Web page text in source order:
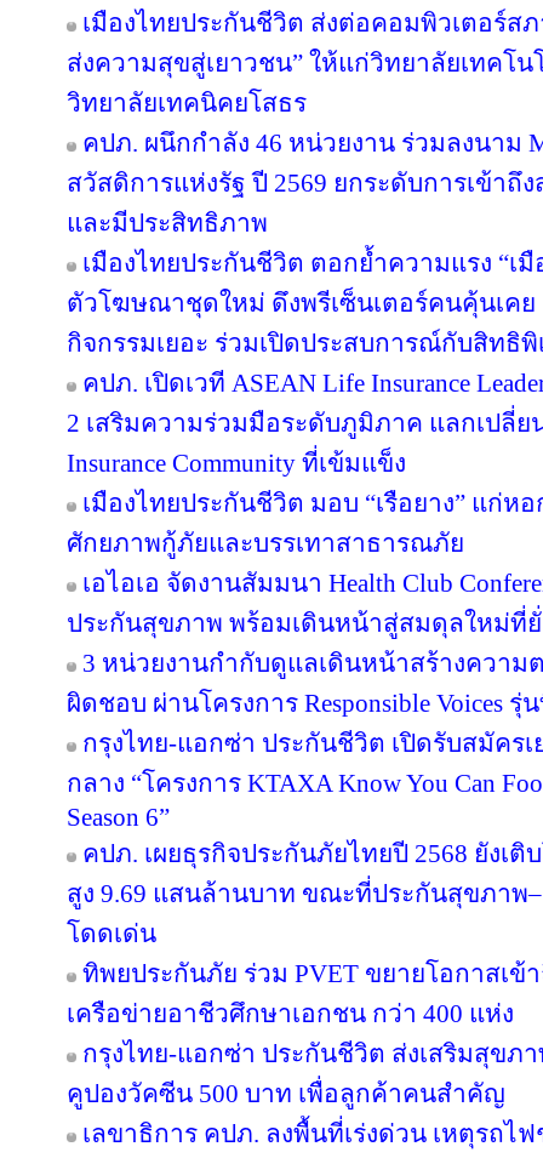
เมืองไทยประกันชีวิต ส่งต่อคอมพิวเตอร์ส
ส่งความสุขสู่เยาวชน” ให้แก่วิทยาลัยเทคโ
วิทยาลัยเทคนิคยโสธร
คปภ. ผนึกกำลัง 46 หน่วยงาน ร่วมลงนาม
สวัสดิการแห่งรัฐ ปี 2569 ยกระดับการเข้าถึ
และมีประสิทธิภาพ
เมืองไทยประกันชีวิต ตอกย้ำความแรง “เ
ตัวโฆษณาชุดใหม่ ดึงพรีเซ็นเตอร์คนคุ้นเค
กิจกรรมเยอะ ร่วมเปิดประสบการณ์กับสิทธิ
คปภ. เปิดเวที ASEAN Life Insurance
2 เสริมความร่วมมือระดับภูมิภาค แลกเปลี่
Insurance Community ที่เข้มแข็ง
เมืองไทยประกันชีวิต มอบ “เรือยาง” แก่ห
ศักยภาพกู้ภัยและบรรเทาสาธารณภัย
เอไอเอ จัดงานสัมมนา Health Club
ประกันสุขภาพ พร้อมเดินหน้าสู่สมดุลใหม่ที่
3 หน่วยงานกำกับดูแลเดินหน้าสร้างความ
ผิดชอบ ผ่านโครงการ Responsible Voices รุ่
กรุงไทย-แอกซ่า ประกันชีวิต เปิดรับสมัค
กลาง “โครงการ KTAXA Know You Can
Season 6”
คปภ. เผยธุรกิจประกันภัยไทยปี 2568 ยังเ
สูง 9.69 แสนล้านบาท ขณะที่ประกันสุขภาพ
โดดเด่น
ทิพยประกันภัย ร่วม PVET ขยายโอกาสเ
เครือข่ายอาชีวศึกษาเอกชน กว่า 400 แห่ง
กรุงไทย-แอกซ่า ประกันชีวิต ส่งเสริมสุขภ
คูปองวัคซีน 500 บาท เพื่อลูกค้าคนสำคัญ
เลขาธิการ คปภ. ลงพื้นที่เร่งด่วน เหตุรถไ